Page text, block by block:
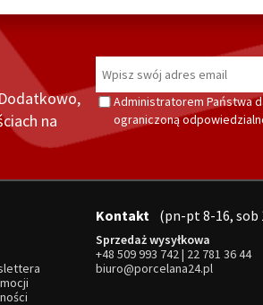
na
Administratorem Państwa
ograniczoną
Kontakt (pn-pt 8-16, sob
Sprzedaż wysyłkowa
+48 509 993 742| 22 781 36 44
biuro@porcelana24.pl